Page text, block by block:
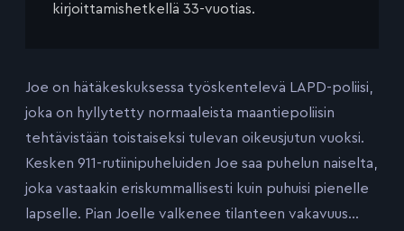
kirjoittamishetkellä 33-vuotias.
Joe on hätäkeskuksessa työskentelevä LAPD-poliisi,
joka on hyllytetty normaaleista maantiepoliisin
tehtävistään toistaiseksi tulevan oikeusjutun vuoksi.
Kesken 911-rutiinipuheluiden Joe saa puhelun naiselta,
joka vastaakin eriskummallisesti kuin puhuisi pienelle
lapselle. Pian Joelle valkenee tilanteen vakavuus…